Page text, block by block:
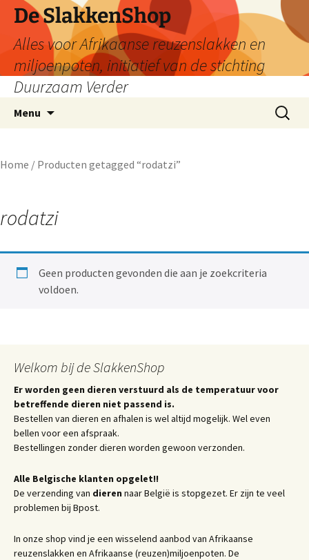
De SlakkenShop
Alles voor Afrikaanse reuzenslakken en
miljoenpoten, initiatief van de stichting
Duurzaam Verder
Menu
Zoeken
naar:
Home / Producten getagged “rodatzi”
rodatzi
Geen producten gevonden die aan je zoekcriteria
voldoen.
Welkom bij de SlakkenShop
Er worden geen dieren verstuurd als de temperatuur voor
betreffende dieren niet passend is.
Bestellen van dieren en afhalen is wel altijd mogelijk. Wel even
bellen voor een afspraak.
Bestellingen zonder dieren worden gewoon verzonden.
Alle Belgische klanten opgelet!!
De verzending van dieren naar België is stopgezet. Er zijn te veel
problemen bij Bpost.
In onze shop vind je een wisselend aanbod van Afrikaanse
reuzenslakken en Afrikaanse (reuzen)miljoenpoten. De